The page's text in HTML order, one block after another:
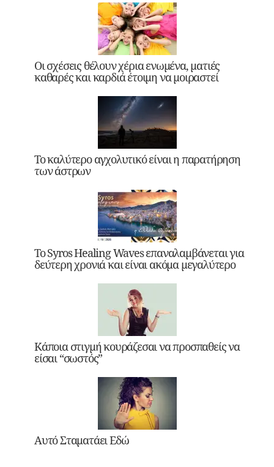
Οι σχέσεις θέλουν χέρια ενωμένα, ματιές
καθαρές και καρδιά έτοιμη να μοιραστεί
Το καλύτερο αγχολυτικό είναι η παρατήρηση
των άστρων
Το Syros Healing Waves επαναλαμβάνεται για
δεύτερη χρονιά και είναι ακόμα μεγαλύτερο
Κάποια στιγμή κουράζεσαι να προσπαθείς να
είσαι “σωστός”
Αυτό Σταματάει Εδώ